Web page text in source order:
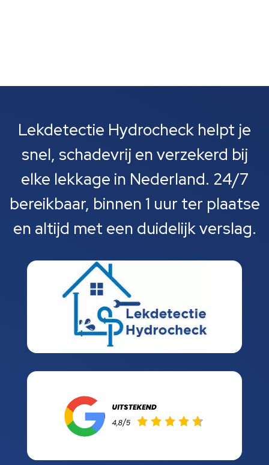
Lekdetectie Hydrocheck helpt je
snel, schadevrij en verzekerd bij
elke lekkage in Nederland. 24/7
bereikbaar, binnen 1 uur ter plaatse
en altijd met een duidelijk verslag.